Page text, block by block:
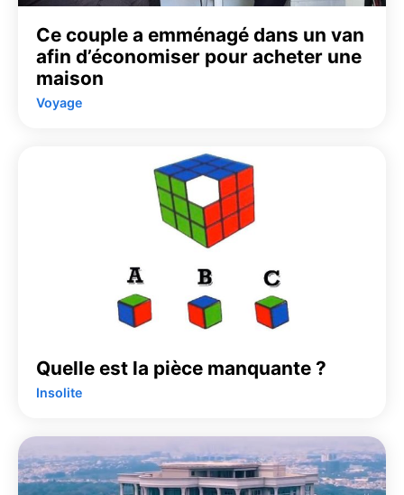
Ce couple a emménagé dans un van
afin d’économiser pour acheter une
maison
Voyage
Quelle est la pièce manquante ?
Insolite